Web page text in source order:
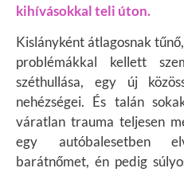
kihívásokkal teli úton.
Kislányként átlagosnak
problémákkal kellett
széthullása, egy új
nehézségei. És talán
váratlan trauma teljesen
egy autóbalesetben
barátnőmet, én pedig